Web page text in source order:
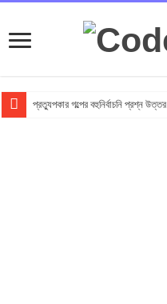
প্রত্যুপকার গল্পের বহুনির্বাচনি প্রশ্ন উত্তর